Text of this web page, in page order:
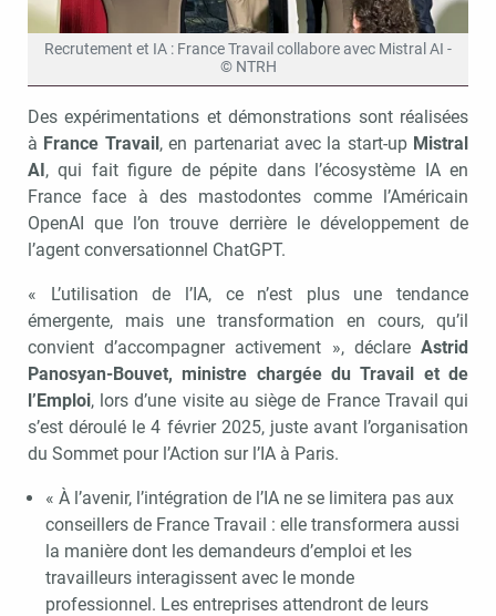
Recrutement et IA : France Travail collabore avec Mistral AI -
© NTRH
Des expérimentations et démonstrations sont réalisées
à France Travail, en partenariat avec la start-up Mistral
AI, qui fait figure de pépite dans l’écosystème IA en
France face à des mastodontes comme l’Américain
OpenAI que l’on trouve derrière le développement de
l’agent conversationnel ChatGPT.
« L’utilisation de l’IA, ce n’est plus une tendance
émergente, mais une transformation en cours, qu’il
convient d’accompagner activement », déclare Astrid
Panosyan-Bouvet, ministre chargée du Travail et de
l’Emploi, lors d’une visite au siège de France Travail qui
s’est déroulé le 4 février 2025, juste avant l’organisation
du Sommet pour l’Action sur l’IA à Paris.
« À l’avenir, l’intégration de l’IA ne se limitera pas aux
conseillers de France Travail : elle transformera aussi
la manière dont les demandeurs d’emploi et les
travailleurs interagissent avec le monde
professionnel. Les entreprises attendront de leurs